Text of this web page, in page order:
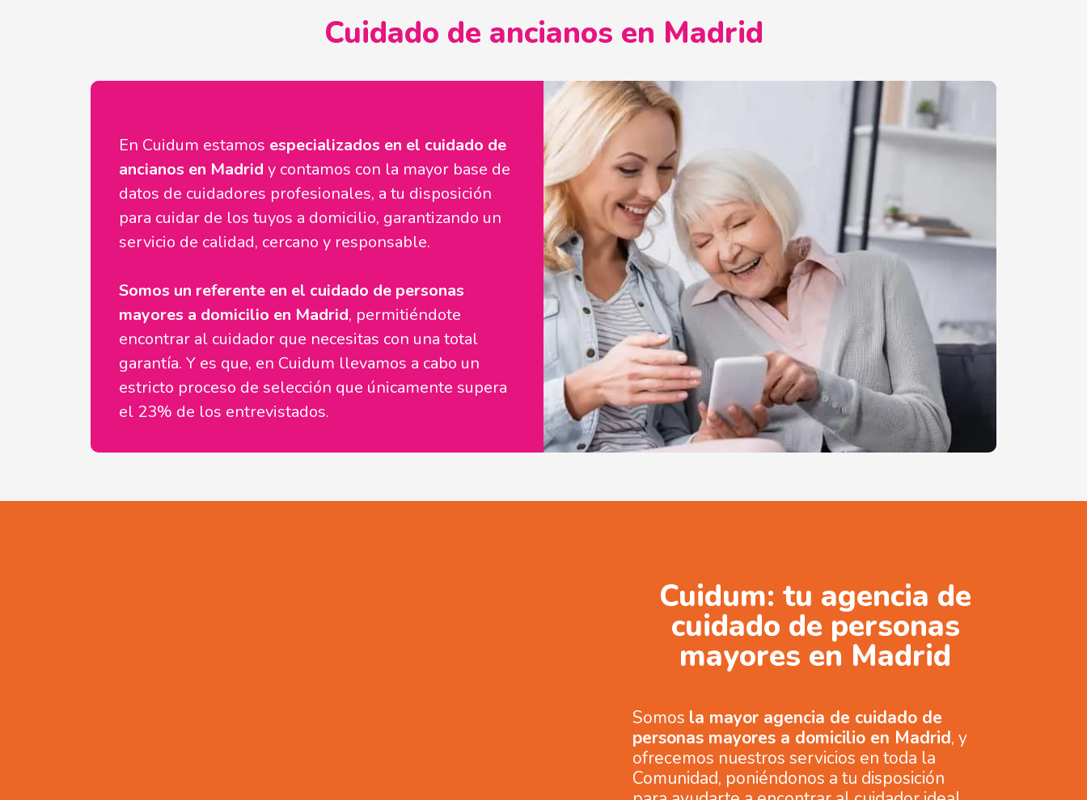
Cuidado de ancianos en Madrid
En Cuidum estamos especializados en el cuidado de
ancianos en Madrid y contamos con la mayor base de
datos de cuidadores profesionales, a tu disposición
para cuidar de los tuyos a domicilio, garantizando un
servicio de calidad, cercano y responsable.
Somos un referente en el cuidado de personas
mayores a domicilio en Madrid, permitiéndote
encontrar al cuidador que necesitas con una total
garantía. Y es que, en Cuidum llevamos a cabo un
estricto proceso de selección que únicamente supera
el 23% de los entrevistados.
Cuidum: tu agencia de
cuidado de personas
mayores en Madrid
Somos la mayor agencia de cuidado de
personas mayores a domicilio en Madrid, y
ofrecemos nuestros servicios en toda la
Comunidad, poniéndonos a tu disposición